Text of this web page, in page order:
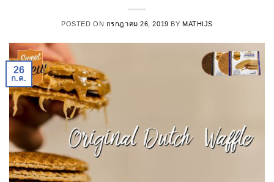
POSTED ON กรกฎาคม 26, 2019 BY MATHIJS
26
ก.ค.